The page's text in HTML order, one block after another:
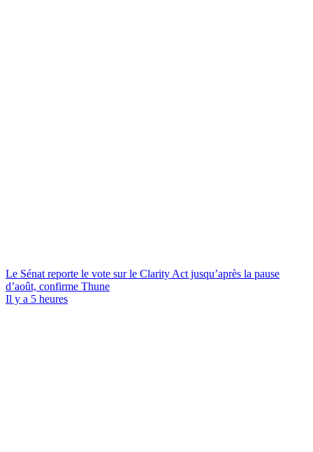
Le Sénat reporte le vote sur le Clarity Act jusqu’après la pause
d’août, confirme Thune
Il y a 5 heures